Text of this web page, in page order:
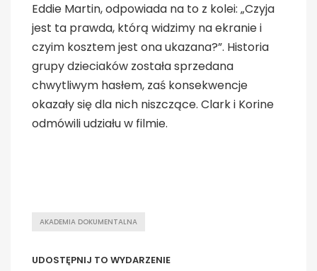
Eddie Martin, odpowiada na to z kolei: „Czyja
jest ta prawda, którą widzimy na ekranie i
czyim kosztem jest ona ukazana?”. Historia
grupy dzieciaków została sprzedana
chwytliwym hasłem, zaś konsekwencje
okazały się dla nich niszczące. Clark i Korine
odmówili udziału w filmie.
AKADEMIA DOKUMENTALNA
UDOSTĘPNIJ TO WYDARZENIE